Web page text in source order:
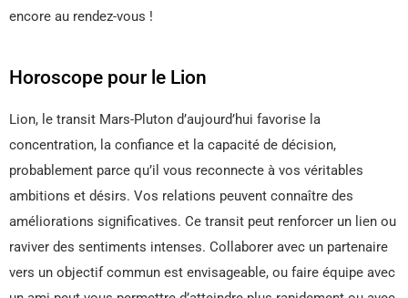
encore au rendez-vous !
Horoscope pour le Lion
Lion, le transit Mars-Pluton d’aujourd’hui favorise la
concentration, la confiance et la capacité de décision,
probablement parce qu’il vous reconnecte à vos véritables
ambitions et désirs. Vos relations peuvent connaître des
améliorations significatives. Ce transit peut renforcer un lien ou
raviver des sentiments intenses. Collaborer avec un partenaire
vers un objectif commun est envisageable, ou faire équipe avec